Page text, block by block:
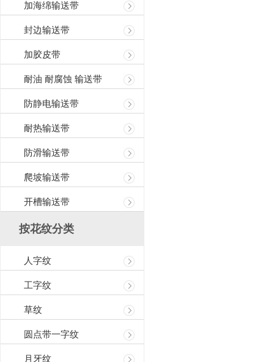
加海绵输送带
封边输送带
加胶皮带
耐油 耐腐蚀 输送带
防静电输送带
耐热输送带
防滑输送带
爬坡输送带
开槽输送带
按花纹分类
人字纹
工字纹
草纹
圆点带一字纹
月牙纹